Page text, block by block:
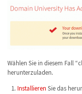
Wählen Sie in diesem Fall
herunterzuladen.
InstallierenSie das